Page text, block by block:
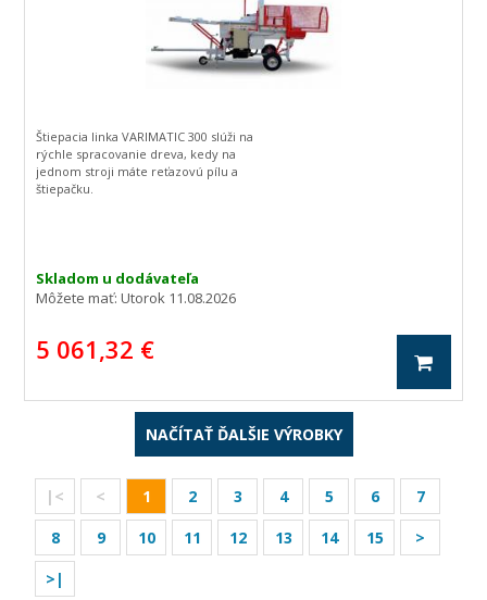
Skladom u dodávateľa
Môžete mať:Utorok 11.08.2026
5 061,32 €
Štiepacia linka VARIMATIC 300 slúži na
rýchle spracovanie dreva, kedy na
jednom stroji máte reťazovú pílu a
štiepačku.
NAČÍTAŤ ĎALŠIE VÝROBKY
|< < 1 2 3 4 5 6
7
8
9 10 11 12 13 14 15
>
>|